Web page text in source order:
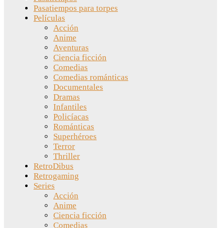
Pasatiempos para torpes
Películas
Acción
Anime
Aventuras
Ciencia ficción
Comedias
Comedias románticas
Documentales
Dramas
Infantiles
Policíacas
Románticas
Superhéroes
Terror
Thriller
RetroDibus
Retrogaming
Series
Acción
Anime
Ciencia ficción
Comedias